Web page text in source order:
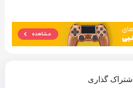
اشتراک گذاری